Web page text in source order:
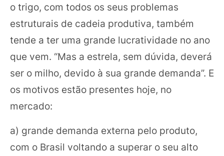
o trigo, com todos os seus problemas
estruturais de cadeia produtiva, também
tende a ter uma grande lucratividade no ano
que vem. “Mas a estrela, sem dúvida, deverá
ser o milho, devido à sua grande demanda”. E
os motivos estão presentes hoje, no
mercado:
a) grande demanda externa pelo produto,
com o Brasil voltando a superar o seu alto